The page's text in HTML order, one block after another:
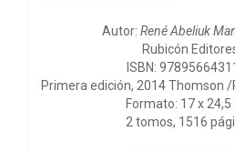
Autor: René Abeliuk
Rubicón
ISBN:
Primera edición, 2014 Thomson
Formato: 17 x 24,5
2 tomos, 1516